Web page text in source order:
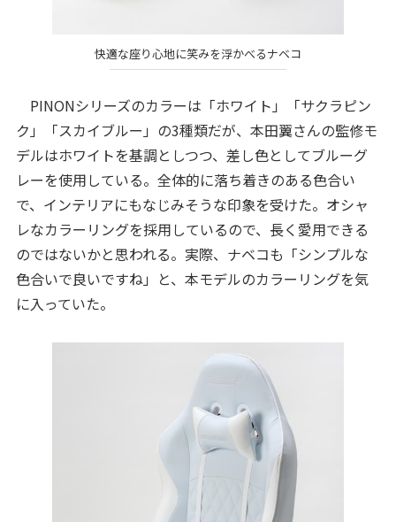
快適な座り心地に笑みを浮かべるナベコ
PINONシリーズのカラーは「ホワイト」「サクラピン
ク」「スカイブルー」の3種類だが、本田翼さんの監修モ
デルはホワイトを基調としつつ、差し色としてブルーグ
レーを使用している。全体的に落ち着きのある色合い
で、インテリアにもなじみそうな印象を受けた。オシャ
レなカラーリングを採用しているので、長く愛用できる
のではないかと思われる。実際、ナベコも「シンプルな
色合いで良いですね」と、本モデルのカラーリングを気
に入っていた。